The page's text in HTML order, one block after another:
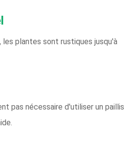
les plantes sont rustiques jusqu'à
pas nécessaire d'utiliser un paillis